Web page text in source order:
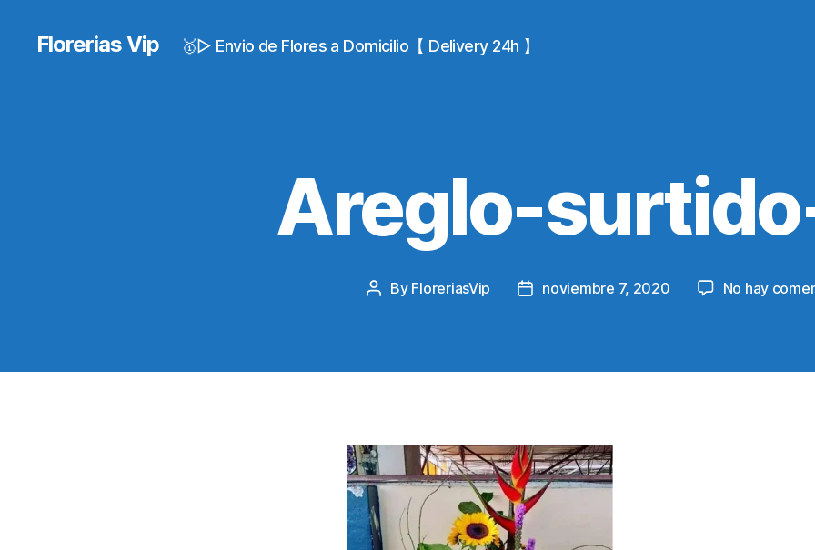
Florerias Vip 🥇▷ Envio de Flores a Domicilio【 Delivery 24h 】
Areglo-
Post
By FloreriasVip
Postnoviembre 7, 2020 No hay